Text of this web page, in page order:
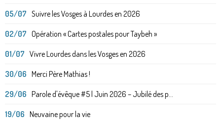
05/07 Suivre les Vosges à Lourdes en 2026
02/07 Opération « Cartes postales pour Taybeh »
01/07 Vivre Lourdes dans les Vosges en 2026
30/06 Merci Père Mathias !
29/06 Parole d'évêque #5 | Juin 2026 – Jubilé des p...
19/06 Neuvaine pour la vie